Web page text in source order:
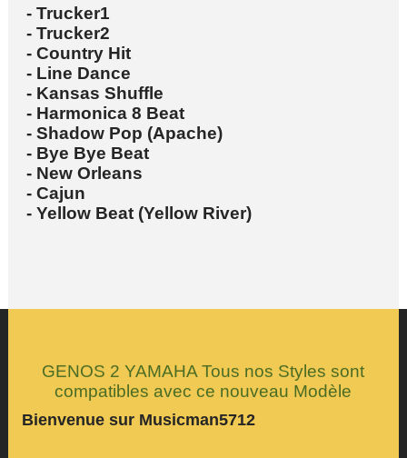
- Trucker1
- Trucker2
- Country Hit
- Line Dance
- Kansas Shuffle
- Harmonica 8 Beat
- Shadow Pop (Apache)
- Bye Bye Beat
- New Orleans
- Cajun
- Yellow Beat (Yellow River)
GENOS 2 YAMAHA Tous nos Styles sont
compatibles avec ce nouveau Modèle
Bienvenue sur Musicman5712